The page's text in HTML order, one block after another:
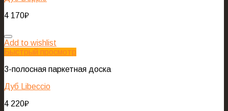
4 170₽
Add to wishlist
Быстрый просмотр
3-полосная паркетная доска
Дуб Libeccio
4 220₽